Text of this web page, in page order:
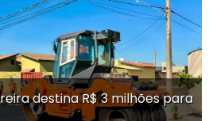
destina R$ 3 milhões para